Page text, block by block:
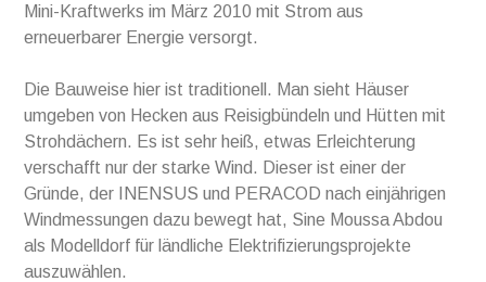
Mini-Kraftwerks im März 2010 mit Strom aus
erneuerbarer Energie versorgt.
Die Bauweise hier ist traditionell. Man sieht Häuser
umgeben von Hecken aus Reisigbündeln und Hütten mit
Strohdächern. Es ist sehr heiß, etwas Erleichterung
verschafft nur der starke Wind. Dieser ist einer der
Gründe, der INENSUS und PERACOD nach einjährigen
Windmessungen dazu bewegt hat, Sine Moussa Abdou
als Modelldorf für ländliche Elektrifizierungsprojekte
auszuwählen.